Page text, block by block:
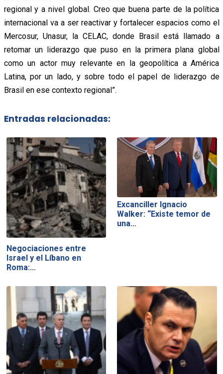
regional y a nivel global. Creo que buena parte de la política
internacional va a ser reactivar y fortalecer espacios como el
Mercosur, Unasur, la CELAC, donde Brasil está llamado a
retomar un liderazgo que puso en la primera plana global
como un actor muy relevante en la geopolítica a América
Latina, por un lado, y sobre todo el papel de liderazgo de
Brasil en ese contexto regional”.
Entradas relacionadas:
Negociaciones entre
Israel y el Líbano en
Roma:…
Excanciller Ignacio
Walker: “Existe temor de
una…